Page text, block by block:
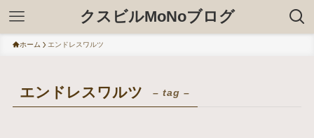
クスビルMoNoブログ
ホーム エンドレスワルツ
エンドレスワルツ – tag –